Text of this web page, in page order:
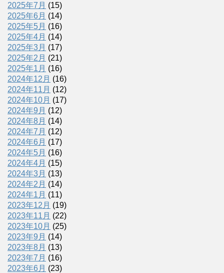
2025年7月 (15)
2025年6月 (14)
2025年5月 (16)
2025年4月 (14)
2025年3月 (17)
2025年2月 (21)
2025年1月 (16)
2024年12月 (16)
2024年11月 (12)
2024年10月 (17)
2024年9月 (12)
2024年8月 (14)
2024年7月 (12)
2024年6月 (17)
2024年5月 (16)
2024年4月 (15)
2024年3月 (13)
2024年2月 (14)
2024年1月 (11)
2023年12月 (19)
2023年11月 (22)
2023年10月 (25)
2023年9月 (14)
2023年8月 (13)
2023年7月 (16)
2023年6月 (23)